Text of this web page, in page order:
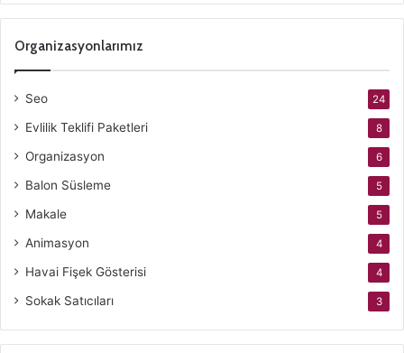
Organizasyonlarımız
Seo 24
Evlilik Teklifi Paketleri 8
Organizasyon 6
Balon Süsleme 5
Makale 5
Animasyon 4
Havai Fişek Gösterisi 4
Sokak Satıcıları 3